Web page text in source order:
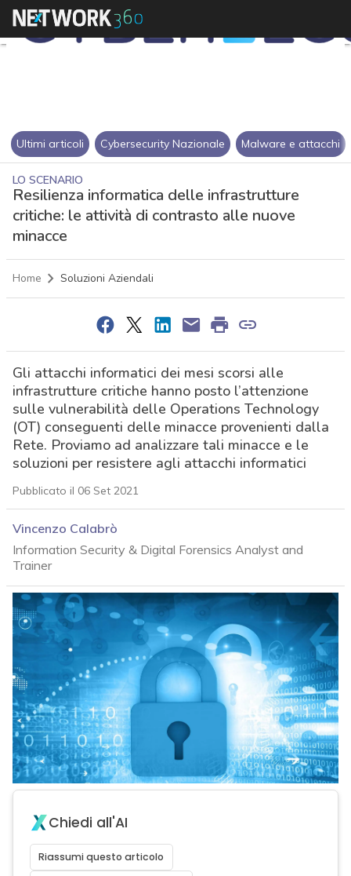
Ultimi articoli Cybersecurity Nazionale Malware e attacchi
LO SCENARIO
Resilienza informatica delle infrastrutture
critiche: le attività di contrasto alle nuove
minacce
Home Soluzioni Aziendali
Gli attacchi informatici dei mesi scorsi alle
infrastrutture critiche hanno posto l’attenzione
sulle vulnerabilità delle Operations Technology
(OT) conseguenti delle minacce provenienti dalla
Rete. Proviamo ad analizzare tali minacce e le
soluzioni per resistere agli attacchi informatici
Pubblicato il 06 Set 2021
Vincenzo Calabrò
Information Security & Digital Forensics Analyst and
Trainer
Chiedi all'AI
Riassumi questo articolo